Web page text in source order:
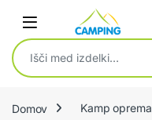
Išči:
Domov Kamp oprema